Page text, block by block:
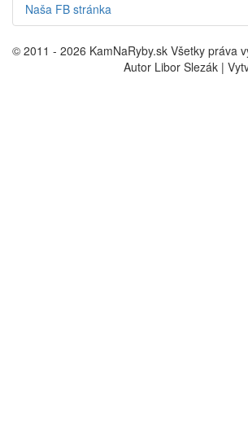
Naša FB stránka
© 2011 - 2026 KamNaRyby.sk Všetky práva
Autor Libor Slezák |